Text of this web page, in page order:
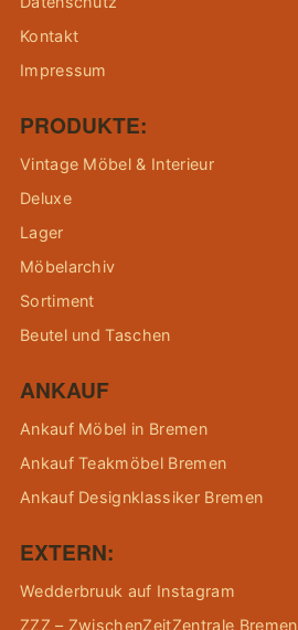
Kontakt
Impressum
PRODUKTE:
Vintage Möbel & Interieur
Deluxe
Lager
Möbelarchiv
Sortiment
Beutel und Taschen
ANKAUF
Ankauf Möbel in Bremen
Ankauf Teakmöbel Bremen
Ankauf Designklassiker Bremen
EXTERN:
Wedderbruuk auf Instagram
ZZZ – ZwischenZeitZentrale Bremen